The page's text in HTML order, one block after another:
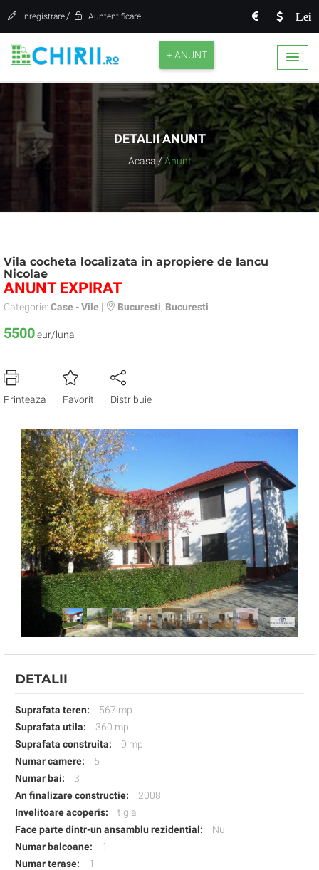
Lei
Inregistrare / Auntentificare
+ ANUNT
DETALII ANUNT
Acasa / Anunt
Vila cocheta localizata in apropiere de Iancu
Nicolae
ANUNT EXPIRAT
Categorie: Case - Vile | Bucuresti Bucuresti
5500eur/luna
Printeaza Favorit Distribuie
DETALII
Suprafata teren:
567 mp
Suprafata utila:
360 mp
Suprafata construita:
0 mp
Numar camere:
5
Numar bai:
3
An finalizare constructie:
2008
Invelitoare acoperis:
tigla
Face parte dintr-un ansamblu rezidential:
Nu
Numar balcoane:
1
Numar terase:
1